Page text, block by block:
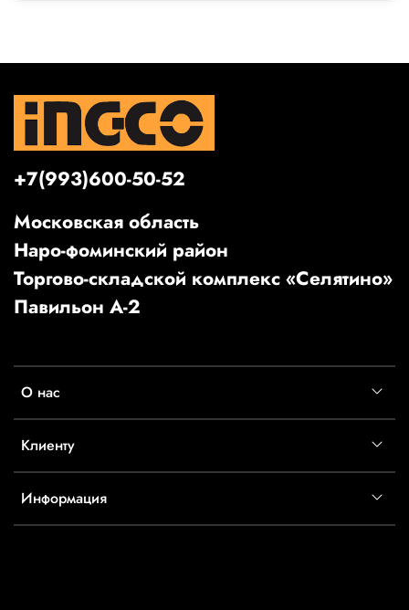
О нас
Клиенту
Информация
+7(993)600-50-52
Московская область
Наро-фоминский район
Торгово-складской комплекс «Селятино»
Павильон А-2